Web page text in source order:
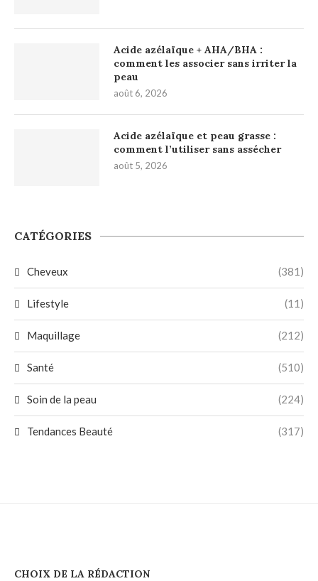
Acide azélaïque + AHA/BHA :
comment les associer sans irriter la
peau
août 6, 2026
Acide azélaïque et peau grasse :
comment l’utiliser sans assécher
août 5, 2026
CATÉGORIES
Cheveux (381)
Lifestyle (11)
Maquillage (212)
Santé (510)
Soin de la peau (224)
Tendances Beauté (317)
CHOIX DE LA RÉDACTION